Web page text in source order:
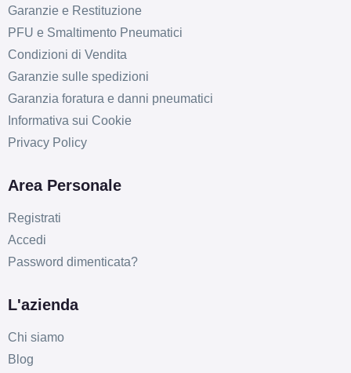
Garanzie e Restituzione
PFU e Smaltimento Pneumatici
Condizioni di Vendita
Garanzie sulle spedizioni
Garanzia foratura e danni pneumatici
Informativa sui Cookie
Privacy Policy
Area Personale
Registrati
Accedi
Password dimenticata?
L'azienda
Chi siamo
Blog